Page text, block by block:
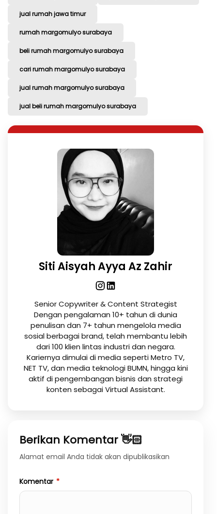
jual rumah jawa timur
rumah margomulyo surabaya
beli rumah margomulyo surabaya
cari rumah margomulyo surabaya
jual rumah margomulyo surabaya
jual beli rumah margomulyo surabaya
Siti Aisyah Ayya Az Zahir
Senior Copywriter & Content Strategist
Dengan pengalaman 10+ tahun di dunia
penulisan dan 7+ tahun mengelola media
sosial berbagai brand, telah membantu lebih
dari 100 klien lintas industri dan negara.
Kariernya dimulai di media seperti Metro TV,
NET TV, dan media teknologi BUMN, hingga kini
aktif di pengembangan bisnis dan strategi
konten sebagai Virtual Assistant.
Berikan Komentar 👋🏻
Alamat email Anda tidak akan dipublikasikan
Komentar *